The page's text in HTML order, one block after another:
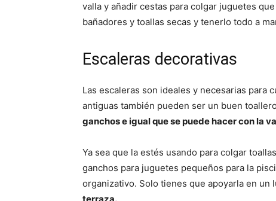
valla y añadir cestas para colgar juguetes
bañadores y toallas secas y tenerlo todo a
Escaleras decorativas
Las escaleras son ideales y necesarias para
antiguas también pueden ser un buen
ganchos e igual que se puede hacer con la
Ya sea que la estés usando para colgar
ganchos para juguetes pequeños para la
organizativo. Solo tienes que apoyarla en un